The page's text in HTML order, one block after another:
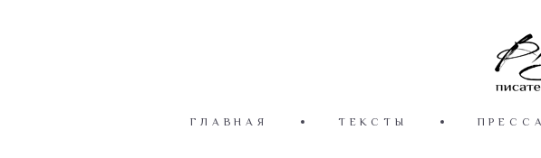
ГЛАВНАЯ ТЕКСТЫ ПРЕССА